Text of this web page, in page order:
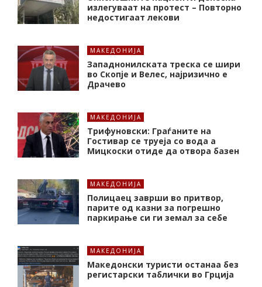
излегуваат на протест – Повторно
недостигаат лекови
МАКЕДОНИЈА
Западнонилската треска се шири
во Скопје и Велес, најризично е
Драчево
МАКЕДОНИЈА
Трифуновски: Граѓаните на
Гостивар се труеја со вода а
Мицкоски отиде да отвора базен
МАКЕДОНИЈА
Полицаец заврши во притвор,
парите од казни за погрешно
паркирање си ги земал за себе
МАКЕДОНИЈА
Македонски туристи останаа без
регистарски таблички во Грција